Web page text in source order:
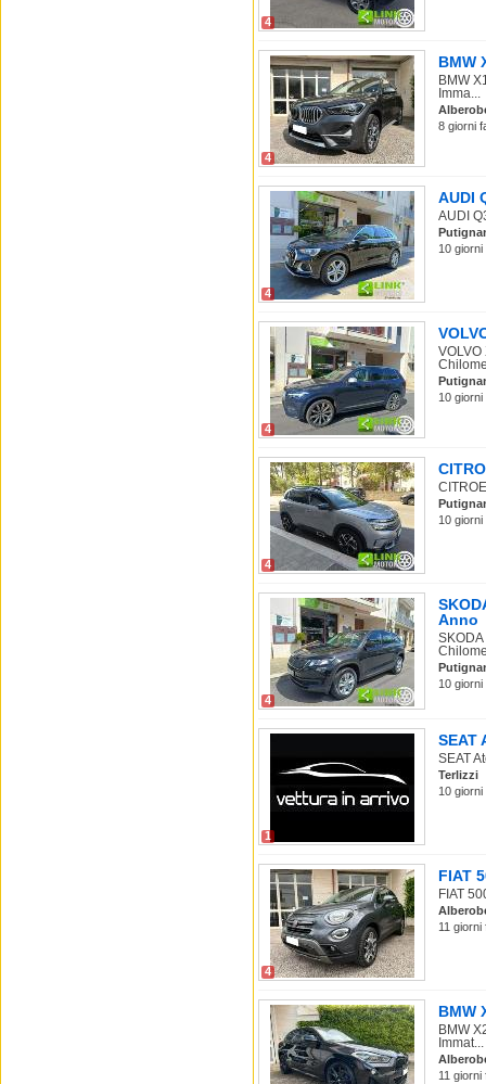
4
4
BMW
BMW
Imma...
8 giorni
4
AUDI
AUDI
10
4
10
4
10
4
Anno
10
1
SEAT
SEAT
Terlizzi
10
4
FIAT
FIAT
11
BMW
BMW
Immat...
11